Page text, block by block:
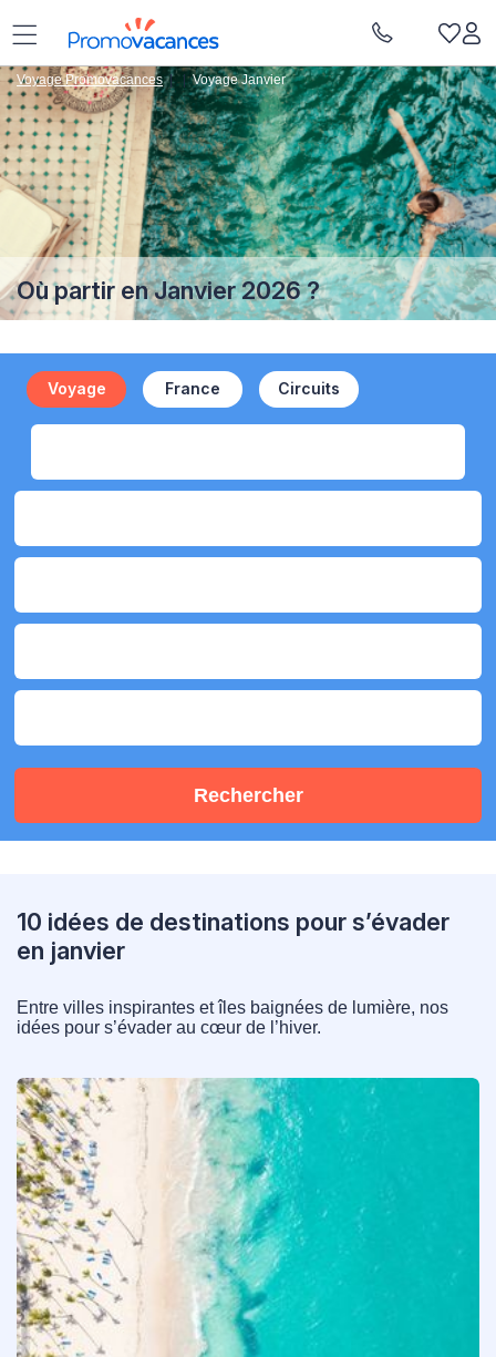
Voyage Promovacances| |Voyage Janvier
Où partir en Janvier 2026 ?
Voyage France Circuits
Rechercher
10 idées de destinations pour s’évader
en janvier
Entre villes inspirantes et îles baignées de lumière, nos
idées pour s’évader au cœur de l’hiver.